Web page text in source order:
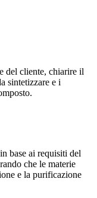
del cliente, chiarire il
sintetizzare e i
base ai requisiti del
che le materie
e la purificazione